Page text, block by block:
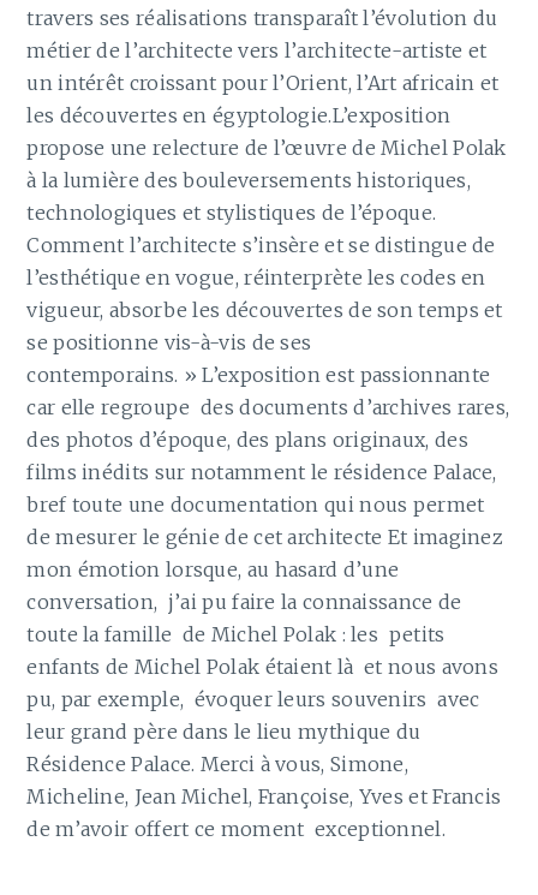
travers ses réalisations transparaît l’évolution du
métier de l’architecte vers l’architecte-artiste et
un intérêt croissant pour l’Orient, l’Art africain et
les découvertes en égyptologie.L’exposition
propose une relecture de l’œuvre de Michel Polak
à la lumière des bouleversements historiques,
technologiques et stylistiques de l’époque.
Comment l’architecte s’insère et se distingue de
l’esthétique en vogue, réinterprète les codes en
vigueur, absorbe les découvertes de son temps et
se positionne vis-à-vis de ses
contemporains. » L’exposition est passionnante
car elle regroupe des documents d’archives rares,
des photos d’époque, des plans originaux, des
films inédits sur notamment le résidence Palace,
bref toute une documentation qui nous permet
de mesurer le génie de cet architecte Et imaginez
mon émotion lorsque, au hasard d’une
conversation, j’ai pu faire la connaissance de
toute la famille de Michel Polak : les petits
enfants de Michel Polak étaient là et nous avons
pu, par exemple, évoquer leurs souvenirs avec
leur grand père dans le lieu mythique du
Résidence Palace. Merci à vous, Simone,
Micheline, Jean Michel, Françoise, Yves et Francis
de m’avoir offert ce moment exceptionnel.